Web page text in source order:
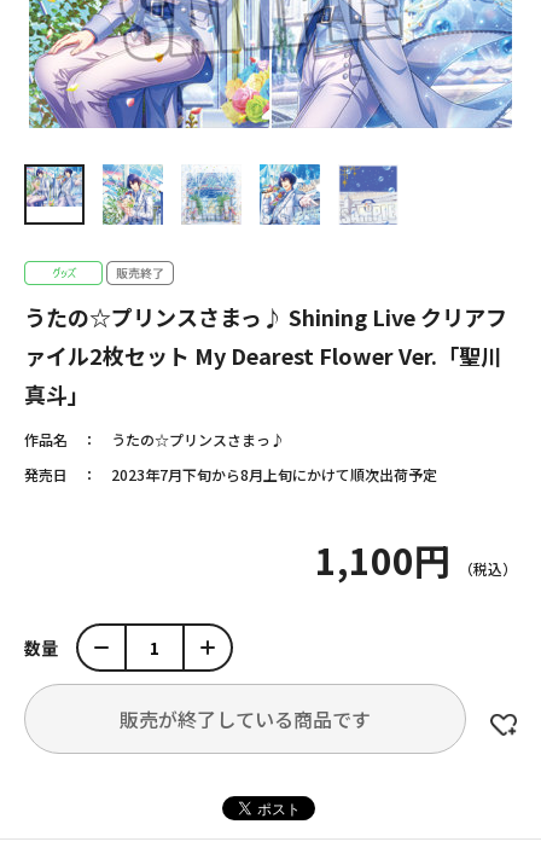
うたの☆プリンスさまっ♪ Shining Live クリアフ
ァイル2枚セット My Dearest Flower Ver.「聖川
真斗」
作品名
うたの☆プリンスさまっ♪
発売日
2023年7月下旬から8月上旬にかけて順次出荷予定
1,100円
数量
販売が終了している商品です